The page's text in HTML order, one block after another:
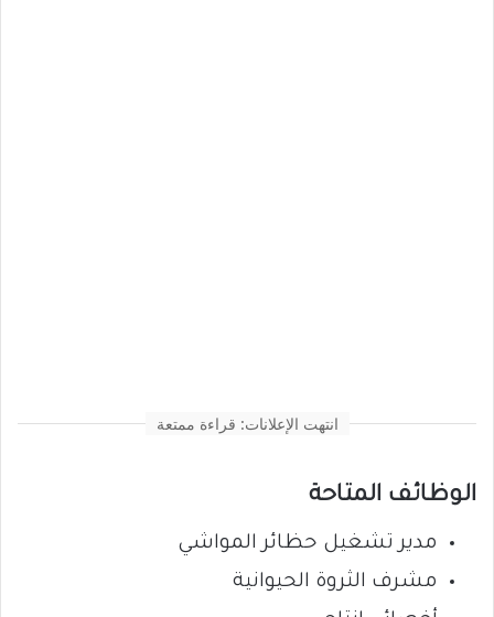
انتهت الإعلانات: قراءة ممتعة
الوظائف المتاحة
مدير تشغيل حظائر المواشي
مشرف الثروة الحيوانية